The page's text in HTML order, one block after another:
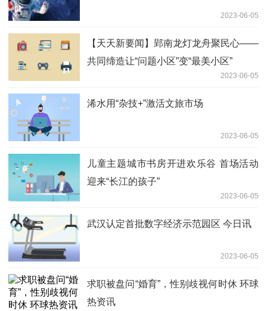
2023-06-05
【天天新要闻】郢南龙灯龙舟聚民心——
共同缔造让“问题小区”变“最美小区”
2023-06-05
浠水用“杂技+”激活文旅市场
2023-06-05
儿童主题城市书房开进欢乐谷 首场活动
迎来“长江的孩子”
2023-06-05
武汉认定首批数字经济示范园区 今日讯
2023-06-05
求职被盘问“婚育”，性别歧视何时休 环球
热资讯